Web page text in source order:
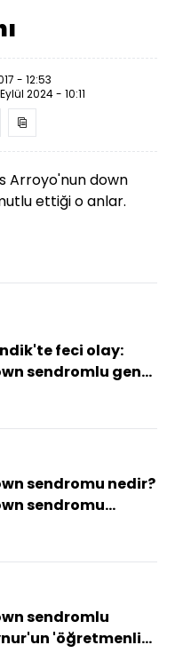
- 12:53
Eylül 2024 - 10:11
Arroyo'nun down
ettiği o anlar.
feci olay:
sendromlu genç,
sendromu nedir?
sendromu
mi?
sendromlu
'öğretmenlik'